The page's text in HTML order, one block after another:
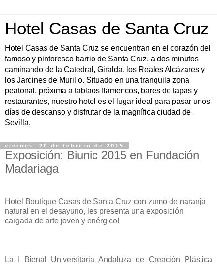
Hotel Casas de Santa Cruz
Hotel Casas de Santa Cruz se encuentran en el corazón del
famoso y pintoresco barrio de Santa Cruz, a dos minutos
caminando de la Catedral, Giralda, los Reales Alcázares y
los Jardines de Murillo. Situado en una tranquila zona
peatonal, próxima a tablaos flamencos, bares de tapas y
restaurantes, nuestro hotel es el lugar ideal para pasar unos
días de descanso y disfrutar de la magnífica ciudad de
Sevilla.
viernes, 20 de febrero de 2015
Exposición: Biunic 2015 en Fundación
Madariaga
Hotel Boutique Casas de Santa Cruz con zumo de naranja
natural en el desayuno, les presenta una exposición
cargada de arte joven y enérgico!
La I Bienal Universitaria Andaluza de Creación Plástica